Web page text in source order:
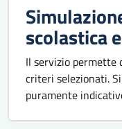
scolastica
Il servizio permette
criteri selezionati.
puramente